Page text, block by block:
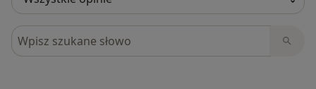
Szukaj w opiniach